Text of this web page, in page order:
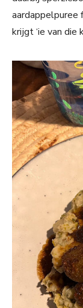
aardappelpuree
krijgt ‘ie van